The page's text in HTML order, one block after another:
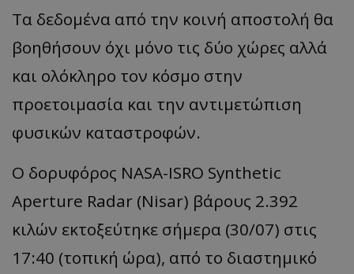
Τα δεδομένα από την κοινή αποστολή θα
βοηθήσουν όχι μόνο τις δύο χώρες αλλά
και ολόκληρο τον κόσμο στην
προετοιμασία και την αντιμετώπιση
φυσικών καταστροφών.
Ο δορυφόρος NASA-ISRO Synthetic
Aperture Radar (Nisar) βάρους 2.392
κιλών εκτοξεύτηκε σήμερα (30/07) στις
17:40 (τοπική ώρα), από το διαστημικό